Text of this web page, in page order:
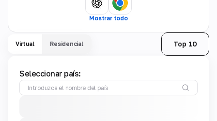
Mostrar todo
Virtual Residencial Top 10
Seleccionar país: